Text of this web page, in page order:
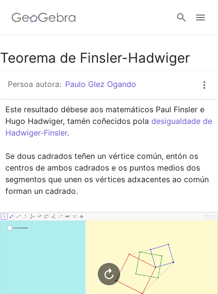
Título para compartir en Google Classroom
Aula GeoGebra
Conectar
Teorema de Finsler-Hadwiger
Persoa autora: Paulo Glez Ogando
Este resultado débese aos matemáticos Paul Finsler e
Hugo Hadwiger, tamén coñecidos pola desigualdade de
Hadwiger-Finsler.
Se dous cadrados teñen un vértice común, entón os
centros de ambos cadrados e os puntos medios dos
segmentos que unen os vértices adxacentes ao común
forman un cadrado.